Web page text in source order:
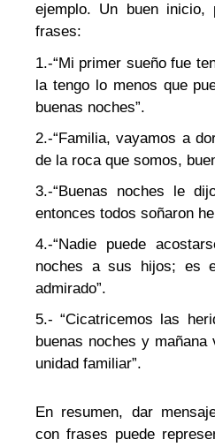
ejemplo. Un buen
frases:
1.-“Mi primer sueño fue
la tengo lo menos que
buenas noches”.
2.-“Familia, vayamos a
de la roca que somos,
3.-“Buenas noches le
entonces todos soñaron
4.-“Nadie puede
noches a sus hijos; es
admirado”.
5.- “Cicatricemos las
buenas noches y
unidad familiar”.
En resumen, dar
con frases puede